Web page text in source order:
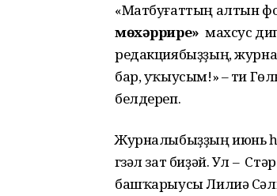
«Матбуғаттың алтын
мөхәррире» махсус
редакциябыҙҙың,
бар, уҡыусым!» – ти
белдереп.
Журналыбыҙҙың июнь
гүзәл зат биҙәй. Ул –
башҡарыусы Лилиә